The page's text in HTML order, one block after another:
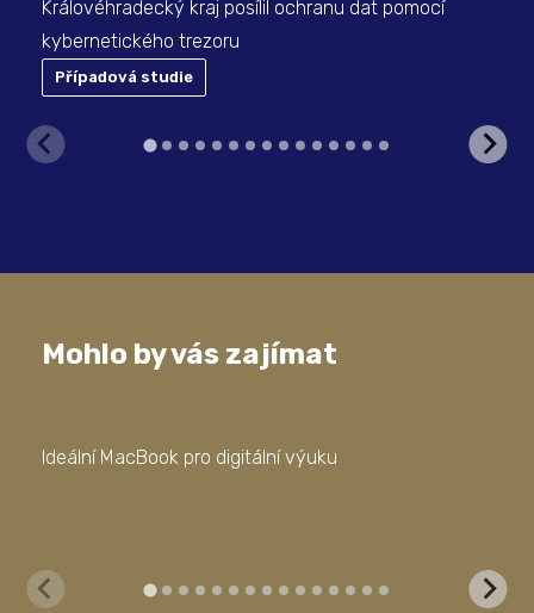
Královéhradecký kraj posílil ochranu dat pomocí
kybernetického trezoru
Případová studie
Mohlo by vás zajímat
Ideální MacBook pro digitální výuku